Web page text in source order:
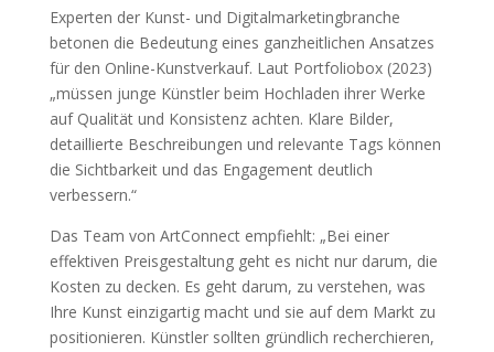
Experten der Kunst- und Digitalmarketingbranche
betonen die Bedeutung eines ganzheitlichen Ansatzes
für den Online-Kunstverkauf. Laut Portfoliobox (2023)
„müssen junge Künstler beim Hochladen ihrer Werke
auf Qualität und Konsistenz achten. Klare Bilder,
detaillierte Beschreibungen und relevante Tags können
die Sichtbarkeit und das Engagement deutlich
verbessern.“
Das Team von ArtConnect empfiehlt: „Bei einer
effektiven Preisgestaltung geht es nicht nur darum, die
Kosten zu decken. Es geht darum, zu verstehen, was
Ihre Kunst einzigartig macht und sie auf dem Markt zu
positionieren. Künstler sollten gründlich recherchieren,